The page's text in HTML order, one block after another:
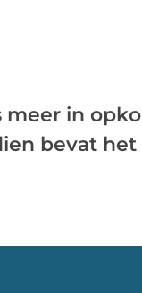
in
bevat het